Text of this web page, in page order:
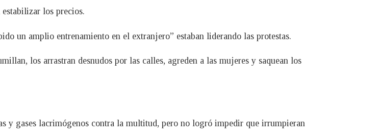
los precios.
un amplio entrenamiento en el extranjero” estaban liderando las protestas.
los arrastran desnudos por las calles, agreden a las mujeres y saquean los
y gases lacrimógenos contra la multitud, pero no logró impedir que irrumpieran